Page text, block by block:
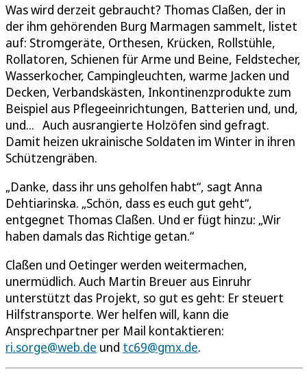
Was wird derzeit gebraucht? Thomas Claßen, der in
der ihm gehörenden Burg Marmagen sammelt, listet
auf: Stromgeräte, Orthesen, Krücken, Rollstühle,
Rollatoren, Schienen für Arme und Beine, Feldstecher,
Wasserkocher, Campingleuchten, warme Jacken und
Decken, Verbandskästen, Inkontinenzprodukte zum
Beispiel aus Pflegeeinrichtungen, Batterien und, und,
und... Auch ausrangierte Holzöfen sind gefragt.
Damit heizen ukrainische Soldaten im Winter in ihren
Schützengräben.
„Danke, dass ihr uns geholfen habt“, sagt Anna
Dehtiarinska. „Schön, dass es euch gut geht“,
entgegnet Thomas Claßen. Und er fügt hinzu: „Wir
haben damals das Richtige getan.“
Claßen und Oetinger werden weitermachen,
unermüdlich. Auch Martin Breuer aus Einruhr
unterstützt das Projekt, so gut es geht: Er steuert
Hilfstransporte. Wer helfen will, kann die
Ansprechpartner per Mail kontaktieren:
ri.sorge@web.de und tc69@gmx.de.